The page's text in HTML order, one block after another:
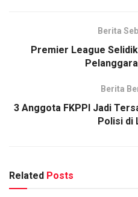
Berita
Premier League
Berita
3 Anggota FKPPI Jadi
Polisi di
Related Posts